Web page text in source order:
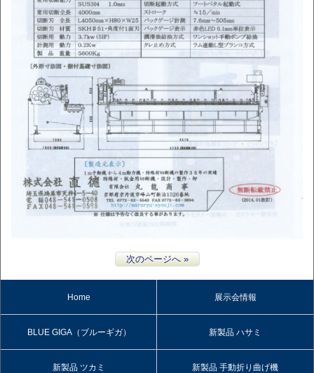
次のページへ »
Home 展示会情報
BLUE GIGA（ブルーギガ） 新製品 ハサミ
新製品 ツカミ 新製品 手動折り曲げ機